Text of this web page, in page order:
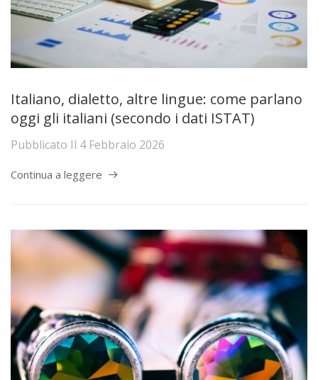
Italiano, dialetto, altre lingue: come parlano
oggi gli italiani (secondo i dati ISTAT)
Pubblicato Il 4 Febbraio 2026
Continua a leggere